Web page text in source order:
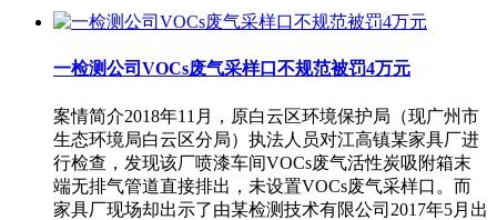
一检测公司VOCs废气采样口不规范被罚4万元
案情简介2018年11月，原白云区环境保护局（现广州市
生态环境局白云区分局）执法人员对江高镇某家具厂进
行检查，发现该厂喷漆车间VOCs废气活性炭吸附箱末
端无排气管道直接排出，未设置VOCs废气采样口。而
家具厂现场却出示了由某检测技术有限公司2017年5月出